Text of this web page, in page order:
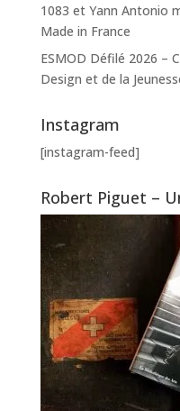
1083 et Yann Antonio
Made in France
ESMOD Défilé 2026 –
Design et de la
Instagram
[instagram-feed]
Robert Piguet –